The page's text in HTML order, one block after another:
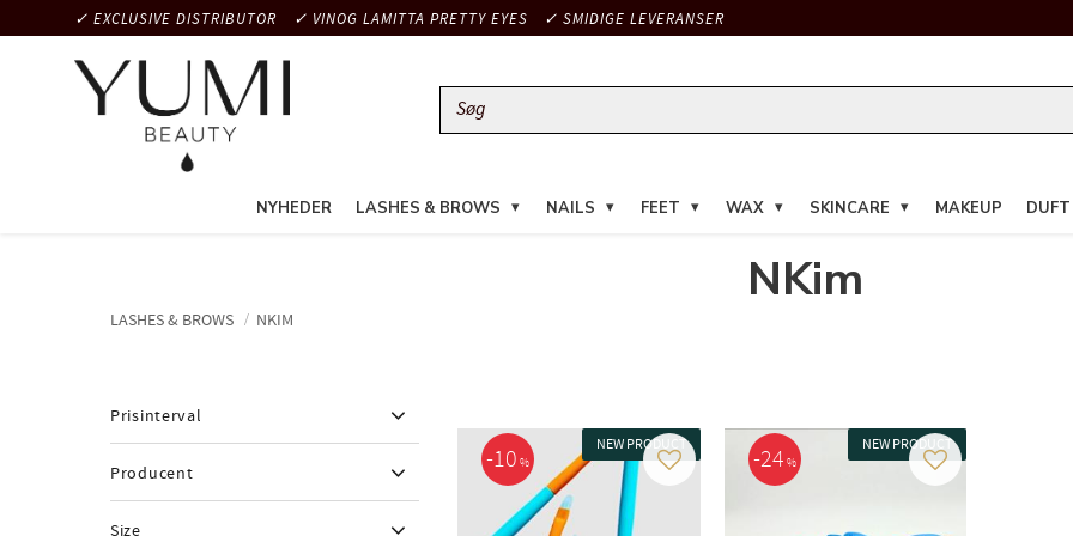
✓ EXCLUSIVE DISTRIBUTOR ✓ VINOG LAMITTA PRETTY EYES ✓ SMIDIGE LEVERANSER
NYHEDER LASHES & BROWS NAILS FEET WAX SKINCARE MAKEUP DUFT
NKim
LASHES & BROWS NKIM
Prisinterval
Producent
Size
10 %
NEW PRODUCT
Gem som favorit
24 %
NEW PRODUCT
Gem som favorit